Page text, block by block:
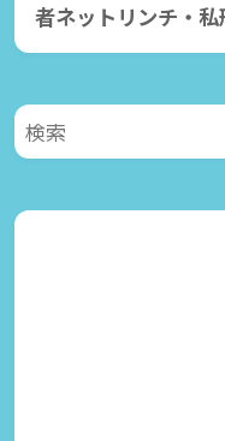
石川優実（岡村隆史降
板署名運動中）が過去
た！
2020年5月1日
イトニッポン」での 岡村隆
者ネットリンチ・私